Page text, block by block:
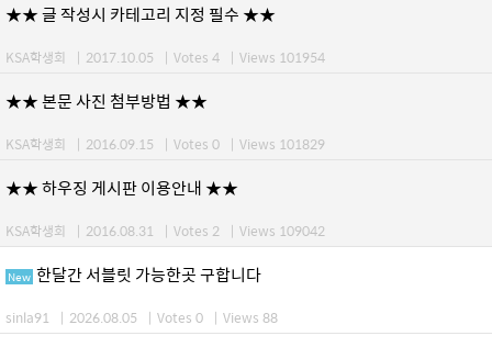
★★ 글 작성시 카테고리 지정 필수 ★★
KSA학생회 | 2017.10.05 | Votes 4 | Views 101954
★★ 본문 사진 첨부방법 ★★
KSA학생회 | 2016.09.15 | Votes 0 | Views 101829
★★ 하우징 게시판 이용안내 ★★
KSA학생회 | 2016.08.31 | Votes 2 | Views 109042
New 한달간 서블릿 가능한곳 구합니다
sinla91 | 2026.08.05 | Votes 0 | Views 88